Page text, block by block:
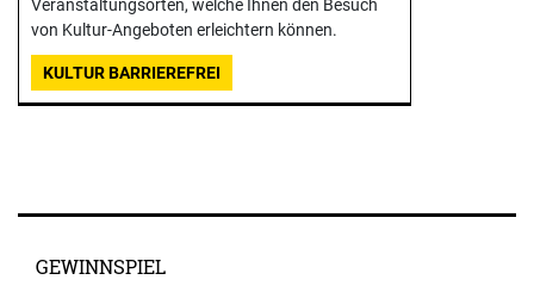
Veranstaltungsorten, welche Ihnen den Besuch
von Kultur-Angeboten erleichtern können.
KULTUR BARRIEREFREI
GEWINNSPIEL